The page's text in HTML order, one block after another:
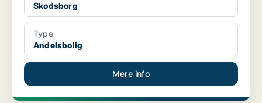
Skodsborg
Type
Andelsbolig
Mere info